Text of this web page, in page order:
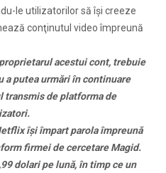
le utilizatorilor să îşi creeze
conţinutul video împreună
acestui cont, trebuie
a putea urmări în continuare
transmis de platforma de
îşi împart parola împreună
firmei de cercetare Magid.
dolari pe lună, în timp ce un